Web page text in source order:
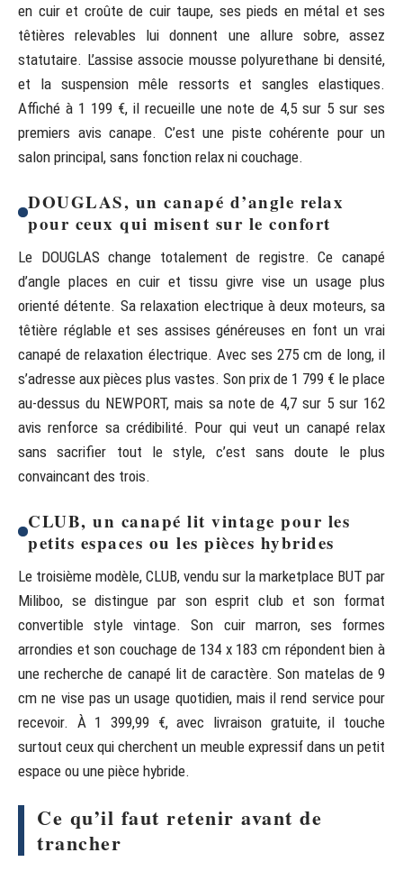
en cuir et croûte de cuir taupe, ses pieds en métal et ses
têtières relevables lui donnent une allure sobre, assez
statutaire. L’assise associe mousse polyurethane bi densité,
et la suspension mêle ressorts et sangles elastiques.
Affiché à 1 199 €, il recueille une note de 4,5 sur 5 sur ses
premiers avis canape. C’est une piste cohérente pour un
salon principal, sans fonction relax ni couchage.
DOUGLAS, un canapé d’angle relax
pour ceux qui misent sur le confort
Le DOUGLAS change totalement de registre. Ce canapé
d’angle places en cuir et tissu givre vise un usage plus
orienté détente. Sa relaxation electrique à deux moteurs, sa
têtière réglable et ses assises généreuses en font un vrai
canapé de relaxation électrique. Avec ses 275 cm de long, il
s’adresse aux pièces plus vastes. Son prix de 1 799 € le place
au-dessus du NEWPORT, mais sa note de 4,7 sur 5 sur 162
avis renforce sa crédibilité. Pour qui veut un canapé relax
sans sacrifier tout le style, c’est sans doute le plus
convaincant des trois.
CLUB, un canapé lit vintage pour les
petits espaces ou les pièces hybrides
Le troisième modèle, CLUB, vendu sur la marketplace BUT par
Miliboo, se distingue par son esprit club et son format
convertible style vintage. Son cuir marron, ses formes
arrondies et son couchage de 134 x 183 cm répondent bien à
une recherche de canapé lit de caractère. Son matelas de 9
cm ne vise pas un usage quotidien, mais il rend service pour
recevoir. À 1 399,99 €, avec livraison gratuite, il touche
surtout ceux qui cherchent un meuble expressif dans un petit
espace ou une pièce hybride.
Ce qu’il faut retenir avant de
trancher